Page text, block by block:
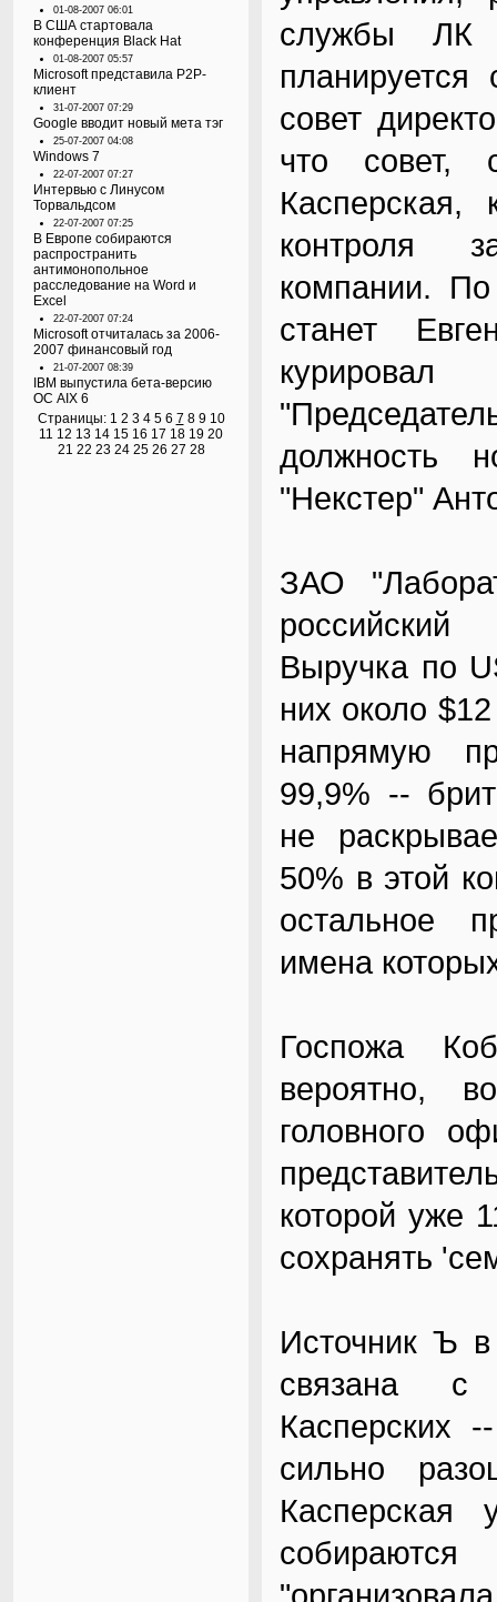
01-08-2007 06:01
В США стартовала
конференция Black Hat
01-08-2007 05:57
Microsoft представила P2P-
клиент
31-07-2007 07:29
Google вводит новый мета тэг
25-07-2007 04:08
Windows 7
22-07-2007 07:27
Интервью с Линусом
Торвальдсом
22-07-2007 07:25
В Европе собираются
распространить
антимонопольное
расследование на Word и
Excel
22-07-2007 07:24
Microsoft отчиталась за 2006-
2007 финансовый год
21-07-2007 08:39
IBM выпустила бета-версию
ОС AIX 6
Страницы: 1 2 3 4 5 6 7 8 9 10
11 12 13 14 15 16 17 18 19 20
21 22 23 24 25 26 27 28
службы ЛК
совет
что совет,
Касперская,
контроля
компании.
станет
курировал
должность
"Некстер"
ЗАО
российский
Выручка по
них около
напрямую
99,9% --
не
50% в этой
остальное
имена
Госпожа
вероятно,
головного
которой уже
сохранять
Источник Ъ
связана с
Касперских
сильно
Касперская